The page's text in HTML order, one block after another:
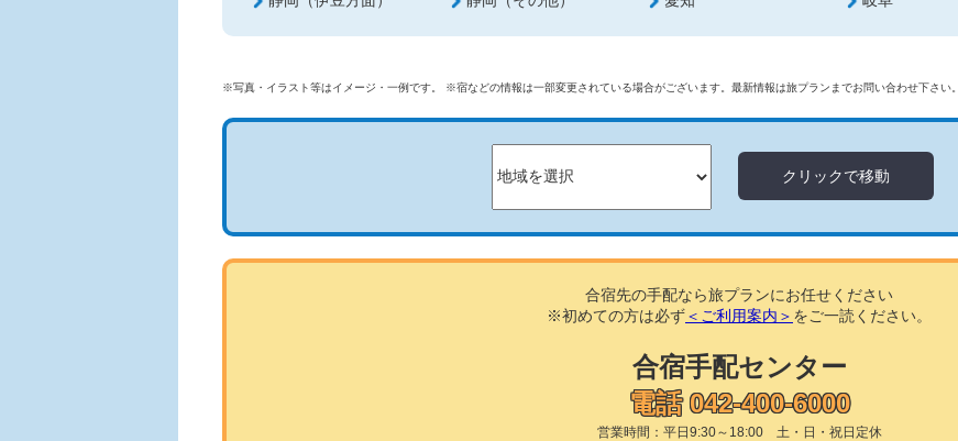
※写真・イラスト等はイメージ・一例です。 ※宿などの情報は一部変更されている場合がございます。最新情報は旅プランまでお問い合わせ下さい。
合宿先の手配なら旅プランにお任せください
※初めての方は必ず＜ご利用案内＞ をご一読ください。
合宿手配センター
電話 042-400-6000
営業時間：平日9:30～18:00 土・日・祝日定休